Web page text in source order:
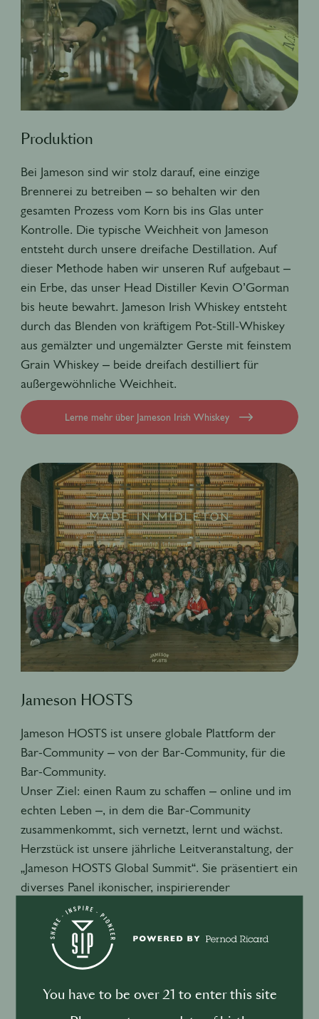
Produktion
Bei Jameson sind wir stolz darauf, eine einzige
Brennerei zu betreiben – so behalten wir den
gesamten Prozess vom Korn bis ins Glas unter
Kontrolle. Die typische Weichheit von Jameson
entsteht durch unsere dreifache Destillation. Auf
dieser Methode haben wir unseren Ruf aufgebaut –
ein Erbe, das unser Head Distiller Kevin O’Gorman
bis heute bewahrt. Jameson Irish Whiskey entsteht
durch das Blenden von kräftigem Pot-Still-Whiskey
aus gemälzter und ungemälzter Gerste mit feinstem
Grain Whiskey – beide dreifach destilliert für
außergewöhnliche Weichheit.
Lerne mehr über Jameson Irish Whiskey
Jameson HOSTS
Jameson HOSTS ist unsere globale Plattform der
Bar-Community – von der Bar-Community, für die
Bar-Community.
Unser Ziel: einen Raum zu schaffen – online und im
echten Leben –, in dem die Bar-Community
zusammenkommt, sich vernetzt, lernt und wächst.
Herzstück ist unsere jährliche Leitveranstaltung, der
„Jameson HOSTS Global Summit“. Sie präsentiert ein
diverses Panel ikonischer, inspirierender
Sprecher*innen und deckt ein breites
Themenspektrum ab: hinter, an und jenseits der Bar
– flankiert vom Besten, was irische Kultur und
Hospitality zu bieten haben.
Zugang über den Wettbewerb „Jameson Black Barrel
You have to be over 21 to enter this site